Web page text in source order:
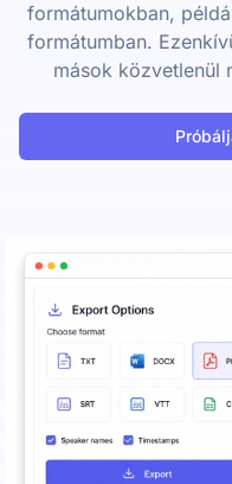
formátumokban,
formátumban.
mások közvetlenül